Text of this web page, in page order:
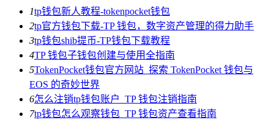
1tp钱包新人教程-tokenpocket钱包
2tp官方钱包下载-TP 钱包，数字资产管理的得力助手
3tp钱包shib提币-TP钱包下载教程
4TP 钱包子钱包创建与使用全指南
5TokenPocket钱包官方网站_探索 TokenPocket 钱包与
EOS 的奇妙世界
6怎么注销tp钱包账户_TP 钱包注销指南
7tp钱包怎么观察钱包_TP 钱包资产查看指南